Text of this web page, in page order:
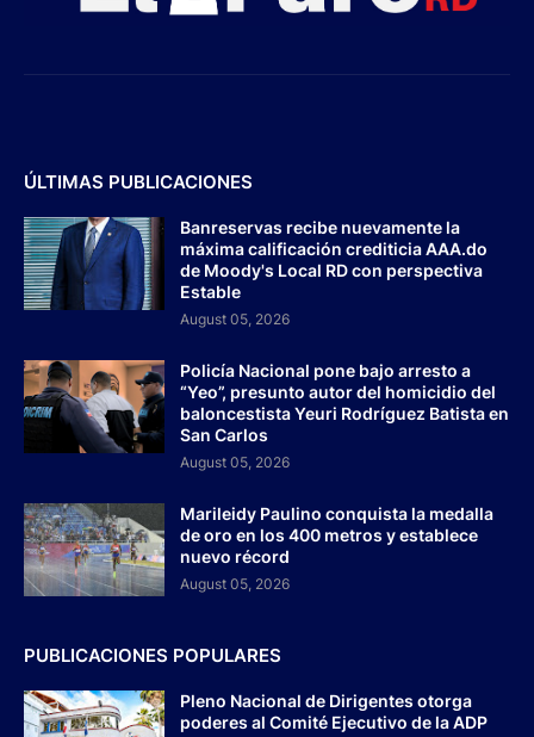
ÚLTIMAS PUBLICACIONES
Banreservas recibe nuevamente la
máxima calificación crediticia AAA.do
de Moody's Local RD con perspectiva
Estable
August 05, 2026
Policía Nacional pone bajo arresto a
“Yeo”, presunto autor del homicidio del
baloncestista Yeuri Rodríguez Batista en
San Carlos
August 05, 2026
Marileidy Paulino conquista la medalla
de oro en los 400 metros y establece
nuevo récord
August 05, 2026
PUBLICACIONES POPULARES
Pleno Nacional de Dirigentes otorga
poderes al Comité Ejecutivo de la ADP